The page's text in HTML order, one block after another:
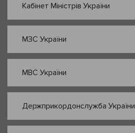
Кабінет Міністрів України
МЗС України
МВС України
Держприкордонслужба України